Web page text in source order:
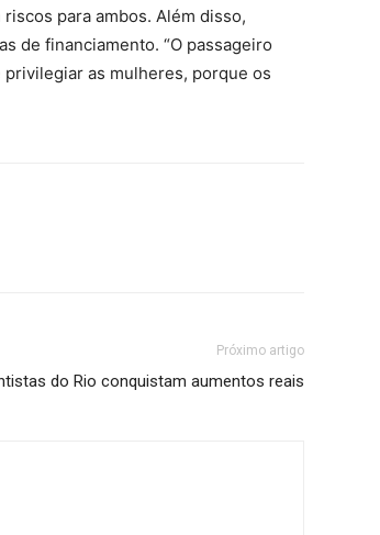
para ambos. Além disso,
de financiamento. “O passageiro
as mulheres, porque os
Próximo artigo
do Rio conquistam aumentos reais